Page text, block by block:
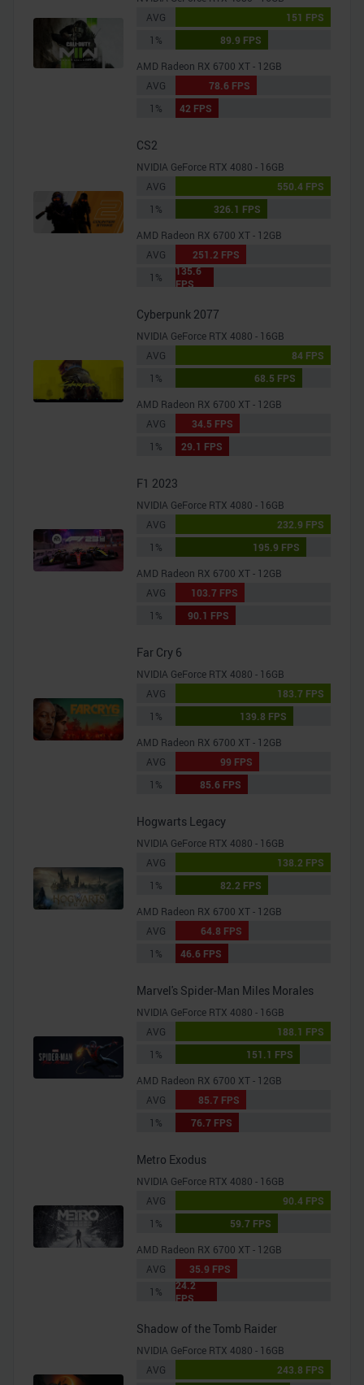
analysieren. Außerdem geben wir Informationen zu Ihrer
Verwendung unserer Website an unsere Partner für
soziale Medien, Werbung und Analysen weiter. Unsere
Partner führen diese Informationen möglicherweise mit
weiteren Daten zusammen, die Sie ihnen bereitgestellt
haben oder die sie im Rahmen Ihrer Nutzung der Dienste
AVG
151 FPS
1%
89.9 FPS
AMD Radeon RX 6700 XT - 12GB
AVG
78.6 FPS
1%
42 FPS
CS2
NVIDIA GeForce RTX 4080 - 16GB
AVG
550.4 FPS
1%
326.1 FPS
AMD Radeon RX 6700 XT - 12GB
AVG
251.2 FPS
1%
135.6
FPS
Cyberpunk 2077
NVIDIA GeForce RTX 4080 - 16GB
AVG
84 FPS
1%
68.5 FPS
AMD Radeon RX 6700 XT - 12GB
AVG
34.5 FPS
1%
29.1 FPS
F1 2023
NVIDIA GeForce RTX 4080 - 16GB
AVG
232.9 FPS
1%
195.9 FPS
AMD Radeon RX 6700 XT - 12GB
AVG
103.7 FPS
1%
90.1 FPS
Far Cry 6
NVIDIA GeForce RTX 4080 - 16GB
AVG
183.7 FPS
1%
139.8 FPS
AMD Radeon RX 6700 XT - 12GB
AVG
99 FPS
1%
85.6 FPS
Hogwarts Legacy
NVIDIA GeForce RTX 4080 - 16GB
AVG
138.2 FPS
1%
82.2 FPS
AMD Radeon RX 6700 XT - 12GB
AVG
64.8 FPS
1%
46.6 FPS
Marvel's Spider-Man Miles Morales
NVIDIA GeForce RTX 4080 - 16GB
AVG
188.1 FPS
1%
151.1 FPS
AMD Radeon RX 6700 XT - 12GB
AVG
85.7 FPS
1%
76.7 FPS
Metro Exodus
NVIDIA GeForce RTX 4080 - 16GB
AVG
90.4 FPS
1%
59.7 FPS
AMD Radeon RX 6700 XT - 12GB
AVG
35.9 FPS
1%
24.2
FPS
Shadow of the Tomb Raider
NVIDIA GeForce RTX 4080 - 16GB
AVG
243.8 FPS